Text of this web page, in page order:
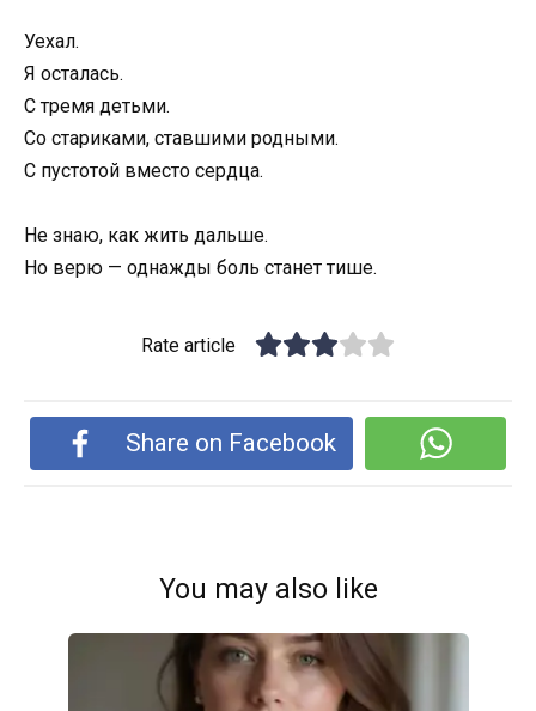
Уехал.
Я осталась.
С тремя детьми.
Со стариками, ставшими родными.
С пустотой вместо сердца.
Не знаю, как жить дальше.
Но верю — однажды боль станет тише.
Rate article
Share on Facebook
You may also like